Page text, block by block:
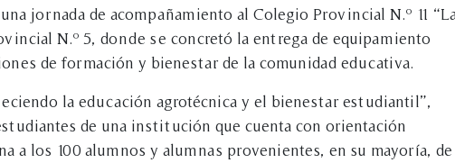
jornada de acompañamiento al Colegio Provincial N.º 11
N.º 5, donde se concretó la entrega de equipamiento
de formación y bienestar de la comunidad educativa.
la educación agrotécnica y el bienestar estudiantil”,
de una institución que cuenta con orientación
a los 100 alumnos y alumnas provenientes, en su mayoría, de